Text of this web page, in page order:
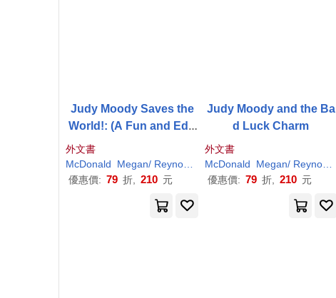
Judy Moody Saves the
World!: (A Fun and Edu
cational Chapter Book f
or Kids Ages 7-9 - Explo
re Environmental Aware
ests, and Ecol
外文書
McDonald
Megan/ Reynolds Peter H. (ILT)
優惠價: 79 折, 210 元
Judy Moody and the Ba
d Luck Charm
外文書
McDonald
Megan/ Reynolds
優惠價: 79 折, 210 元